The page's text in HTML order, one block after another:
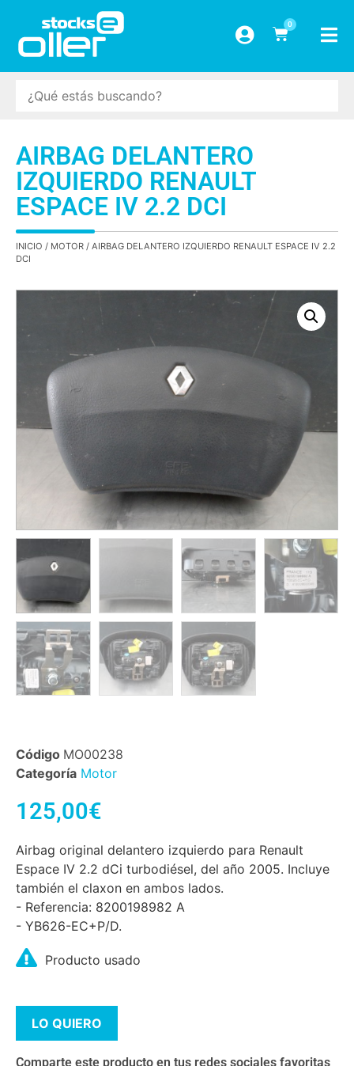
0
AIRBAG DELANTERO
IZQUIERDO RENAULT
ESPACE IV 2.2 DCI
INICIO / MOTOR / AIRBAG DELANTERO IZQUIERDO RENAULT ESPACE IV 2.2
DCI
Código MO00238
Categoría Motor
125,00€
Airbag original delantero izquierdo para Renault
Espace IV 2.2 dCi turbodiésel, del año 2005. Incluye
también el claxon en ambos lados.
- Referencia: 8200198982 A
- YB626-EC+P/D.
Producto usado
LO QUIERO
Comparte este producto en tus redes sociales favoritas